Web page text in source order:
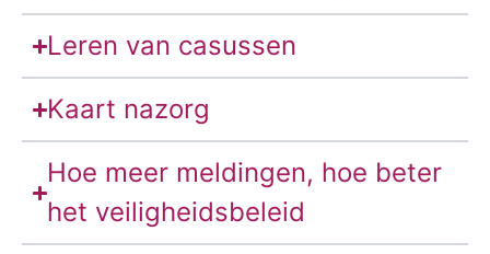
Leren van casussen
Kaart nazorg
Hoe meer meldingen, hoe beter
het veiligheidsbeleid